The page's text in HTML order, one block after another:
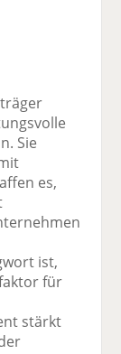
Sie
es,
ist,
für
stärkt